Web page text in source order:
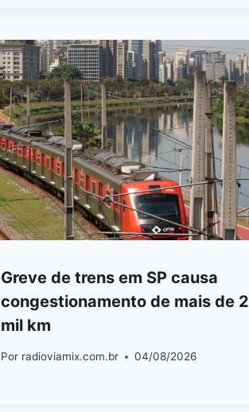
Greve de trens em SP causa
congestionamento de mais de 2
mil km
Por radioviamix.com.br 04/08/2026